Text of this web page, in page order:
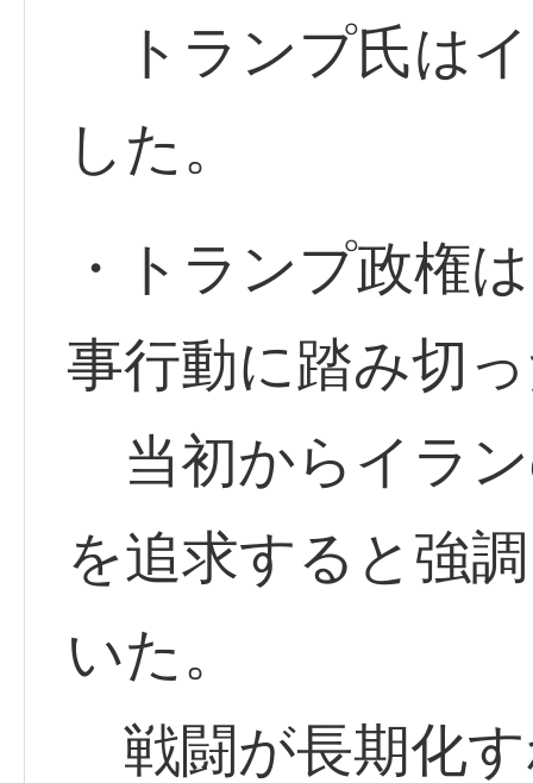
トランプ氏は
した。
・トランプ政権
事行動に踏み切
当初からイラ
を追求すると強
いた。
戦闘が長期化す